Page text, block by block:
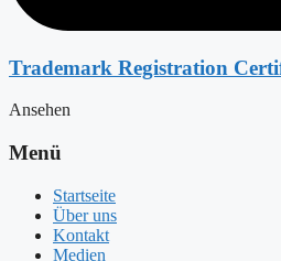
Trademark Registration
Ansehen
Menü
Startseite
Über uns
Kontakt
Medien